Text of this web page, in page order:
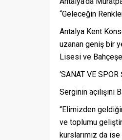
“Geleceğin
Antalya Kent
uzanan geniş bir
Lisesi ve
‘SANAT VE SPOR
Serginin
“Elimizden
ve toplumu
kurslarımız da